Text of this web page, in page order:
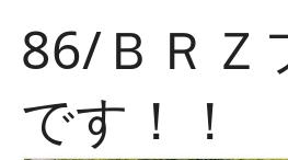
86/ＢＲＺ
です！！